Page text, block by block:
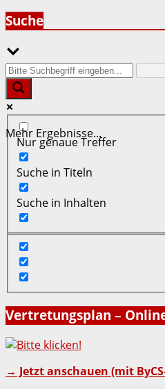
Suche
Mehr Ergebnisse...
Nur genaue Treffer
Suche in Titeln
Suche in Inhalten
Vertretungsplan –
→ Jetzt anschauen (mit